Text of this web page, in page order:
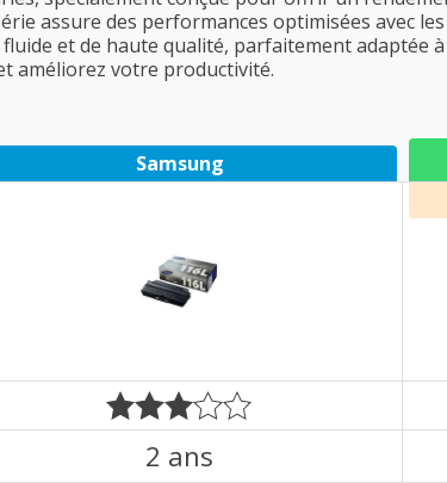
assure des performances optimisées avec
et de haute qualité, parfaitement adaptée
améliorez votre productivité.
Samsung
2 ans